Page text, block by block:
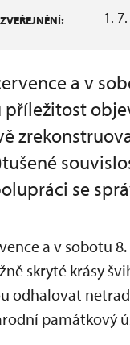
1.
a v
se
a v sobotu
skryté krásy
odhalovat
památkový